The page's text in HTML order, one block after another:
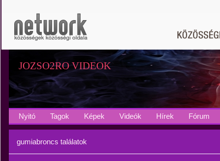
JOZSO2RO VIDEOK
Nyitó Tagok Képek Videók Hírek Fórum
gumiabroncs találatok